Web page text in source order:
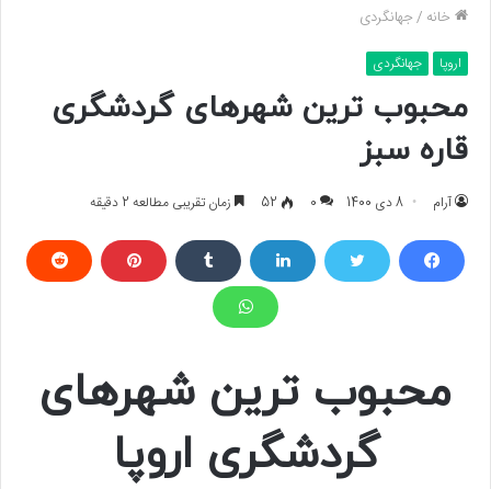
خانه /جهانگردی
اروپا جهانگردی
محبوب ترین شهرهای گردشگری
قاره سبز
آرام 8 دی 1400 0
52 زمان تقریبی مطالعه 2 دقیقه
محبوب ترین شهرهای
گردشگری اروپا